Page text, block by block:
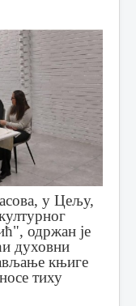
у Цељу,
одржан је
духовни
књиге
тиху